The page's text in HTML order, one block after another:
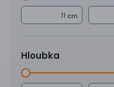
cm
Hloubka